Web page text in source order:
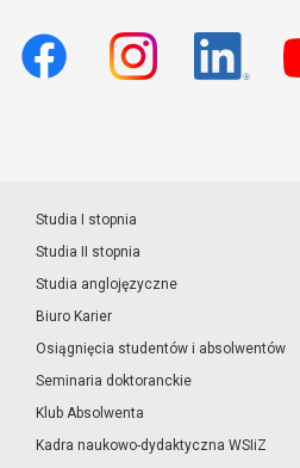
Studia I stopnia
Studia II stopnia
Studia anglojęzyczne
Biuro Karier
Osiągnięcia studentów i absolwentów
Seminaria doktoranckie
Klub Absolwenta
Kadra naukowo-dydaktyczna WSIiZ